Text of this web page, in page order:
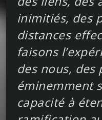
inimitiés, des
distances
faisons
des nous, des
éminemment
capacité à